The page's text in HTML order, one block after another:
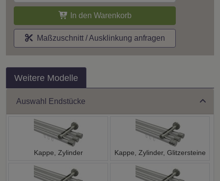
In den Warenkorb
Maßzuschnitt / Ausklinkung anfragen
Weitere Modelle
Auswahl Endstücke
Kappe, Zylinder Kappe, Zylinder, Glitzersteine